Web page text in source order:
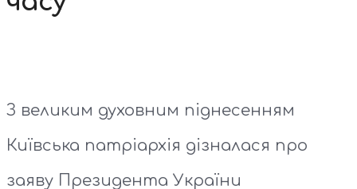
З великим духовним піднесенням
Київська патріархія дізналася про
заяву Президента України